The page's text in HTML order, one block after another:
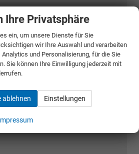
Ihre Privatsphäre
ein, um unsere Dienste für Sie
wir Ihre Auswahl und verarbeiten
und Personalisierung, für die Sie
Sie können Ihre Einwilligung jederzeit mit
ablehnen Einstellungen